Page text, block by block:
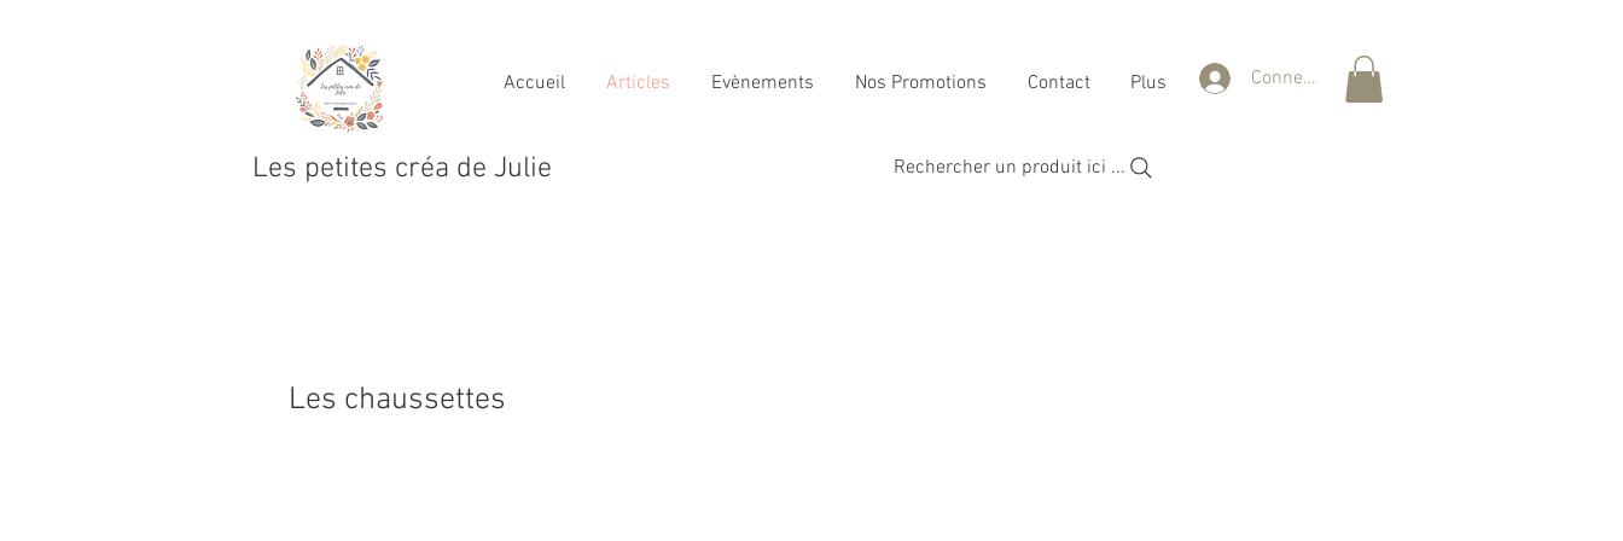
Accueil Articles Evènements Nos Promotions Contact Plus Connexion
Rechercher un produit ici ...
Les petites créa de Julie
Les chaussettes